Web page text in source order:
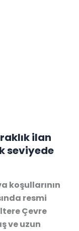
ilan
seviyede
koşullarının
resmi
Çevre
ve uzun